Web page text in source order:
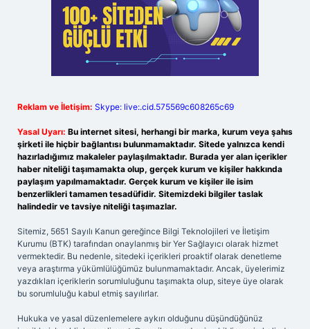
Reklam ve İletişim: Skype: live:.cid.575569c608265c69
Yasal Uyarı: Bu internet sitesi, herhangi bir marka, kurum veya şahıs
şirketi ile hiçbir bağlantısı bulunmamaktadır. Sitede yalnızca kendi
hazırladığımız makaleler paylaşılmaktadır. Burada yer alan içerikler
haber niteliği taşımamakta olup, gerçek kurum ve kişiler hakkında
paylaşım yapılmamaktadır. Gerçek kurum ve kişiler ile isim
benzerlikleri tamamen tesadüfidir. Sitemizdeki bilgiler taslak
halindedir ve tavsiye niteliği taşımazlar.
Sitemiz, 5651 Sayılı Kanun gereğince Bilgi Teknolojileri ve İletişim
Kurumu (BTK) tarafından onaylanmış bir Yer Sağlayıcı olarak hizmet
vermektedir. Bu nedenle, sitedeki içerikleri proaktif olarak denetleme
veya araştırma yükümlülüğümüz bulunmamaktadır. Ancak, üyelerimiz
yazdıkları içeriklerin sorumluluğunu taşımakta olup, siteye üye olarak
bu sorumluluğu kabul etmiş sayılırlar.
Hukuka ve yasal düzenlemelere aykırı olduğunu düşündüğünüz